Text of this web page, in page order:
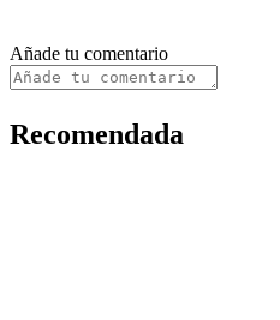
Añade tu comentario
Recomendada